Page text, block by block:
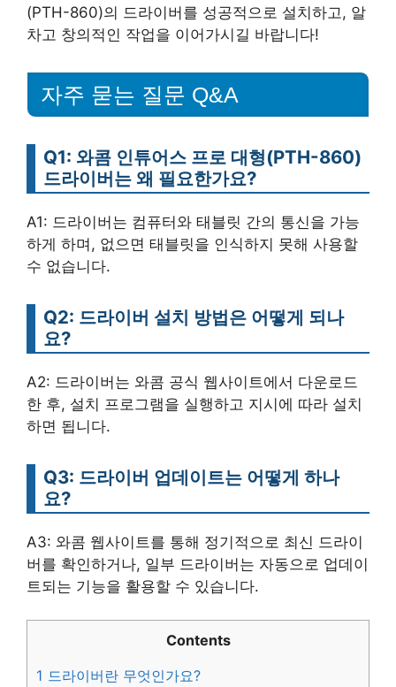
(PTH-860)의 드라이버를 성공적으로 설치하고, 알
차고 창의적인 작업을 이어가시길 바랍니다!
자주 묻는 질문 Q&A
Q1: 와콤 인튜어스 프로 대형(PTH-860)
드라이버는 왜 필요한가요?
A1: 드라이버는 컴퓨터와 태블릿 간의 통신을 가능
하게 하며, 없으면 태블릿을 인식하지 못해 사용할
수 없습니다.
Q2: 드라이버 설치 방법은 어떻게 되나
요?
A2: 드라이버는 와콤 공식 웹사이트에서 다운로드
한 후, 설치 프로그램을 실행하고 지시에 따라 설치
하면 됩니다.
Q3: 드라이버 업데이트는 어떻게 하나
요?
A3: 와콤 웹사이트를 통해 정기적으로 최신 드라이
버를 확인하거나, 일부 드라이버는 자동으로 업데이
트되는 기능을 활용할 수 있습니다.
Contents
1 드라이버란 무엇인가요?